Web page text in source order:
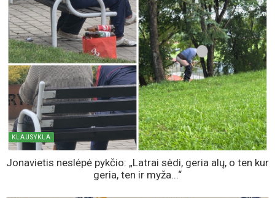
KLAUSYKLA
Jonavietis neslėpė pykčio: „Latrai sėdi, geria alų, o ten kur
geria, ten ir myža...“